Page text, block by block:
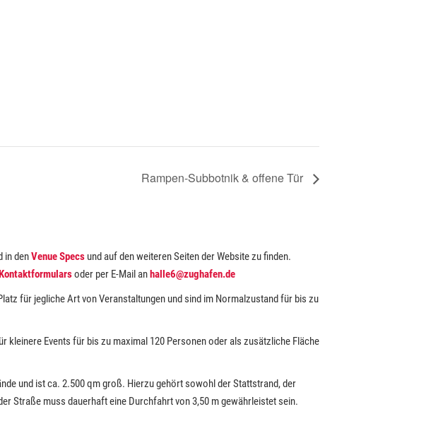
Rampen-Subbotnik & offene Tür
in denVenue Specs und auf den weiteren Seiten der Website zu finden.
oder per E-Mail anhalle6@zughafen.de
für jegliche Art von Veranstaltungen und sind im Normalzustand für bis zu
kleinere Events für bis zu maximal 120 Personen oder als zusätzliche Fläche
und ist ca. 2.500 qm groß. Hierzu gehört sowohl der Stattstrand, der
Straße muss dauerhaft eine Durchfahrt von 3,50 m gewährleistet sein.